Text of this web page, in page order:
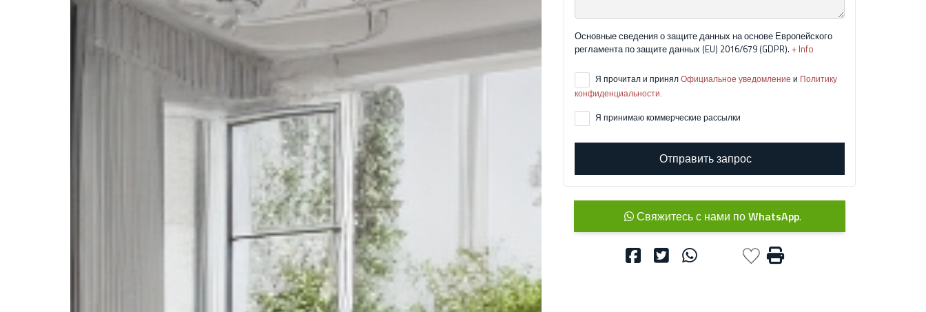
Основные сведения о защите данных на основе Европейского
регламента по защите данных (EU) 2016/679 (GDPR). + Info
Я прочитал и принялОфициальное уведомление и Политику
конфиденциальности.
Я принимаю коммерческие рассылки
Отправить запрос
Свяжитесь с нами поWhatsApp.